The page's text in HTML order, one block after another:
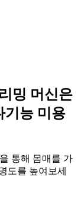
밍 머신은
기능 미용
통해 몸매를 가
도를 높여보세